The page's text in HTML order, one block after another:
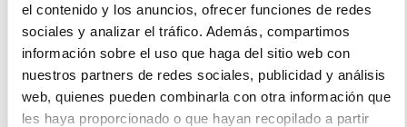
el contenido y los anuncios, ofrecer funciones de redes
sociales y analizar el tráfico. Además, compartimos
información sobre el uso que haga del sitio web con
nuestros partners de redes sociales, publicidad y análisis
web, quienes pueden combinarla con otra información que
les haya proporcionado o que hayan recopilado a partir
Coche perfecto para familias al ser un vehículo compacto y
práctico que se adapta a la mayoría de los espacios. Lo
recomiendo para viajes familiares y largos al ser muy cómodo.